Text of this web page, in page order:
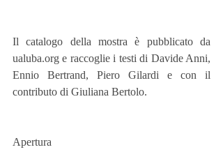
Il catalogo della mostra è pubblicato da
ualuba.org e raccoglie i testi di Davide Anni,
Ennio Bertrand, Piero Gilardi e con il
contributo di Giuliana Bertolo.
Apertura